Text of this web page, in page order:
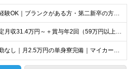
【未経験OK｜ブランクがある方・第二新卒の方・正社員が初めての方も歓迎！】 ★応募資格を満たす方は面接確約！ ★20代・30代の若手スタッフも多数活躍中！ ◎58歳以下の方（長期のキャリア形成を図る
★想定月収31.4万円～＋賞与年2回（59万円以上） ★入社お祝い金15万円支給 ★水道+光熱費無料の家賃がリーズナブルな社員寮(単身寮)あり！ ★住宅手当&家族手当あり 月給24万5000円以上(
【転勤なし｜月2.5万円の単身寮完備｜マイカー・バイク通勤OK】 成田空港または空港関連施設での勤務となります。 お住まいや希望を考慮し、千葉市美浜区・四街道市への配属となる場合もあります。 【本社